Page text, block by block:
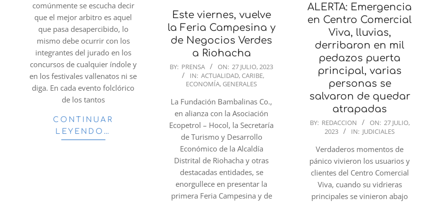
comúnmente se escucha decir
que el mejor arbitro es aquel
que pasa desapercibido, lo
mismo debe ocurrir con los
integrantes del jurado en los
concursos de cualquier índole y
en los festivales vallenatos ni se
diga. En cada evento folclórico
de los tantos
CONTINUAR
LEYENDO…
Este viernes, vuelve
la Feria Campesina y
de Negocios Verdes
a Riohacha
2023-
BY: PRENSA ON: 27 JULIO, 2023
IN: ACTUALIDAD, CARIBE,
ECONOMÍA, GENERALES
La Fundación Bambalinas Co.,
en alianza con la Asociación
Ecopetrol – Hocol, la Secretaría
de Turismo y Desarrollo
Económico de la Alcaldía
Distrital de Riohacha y otras
destacadas entidades, se
enorgullece en presentar la
primera Feria Campesina y de
ALERTA: Emergencia
en Centro Comercial
Viva, lluvias,
derribaron en mil
pedazos puerta
principal, varias
personas se
salvaron de quedar
atrapadas
2023-
BY: REDACCION ON: 27 JULIO,
2023
IN: JUDICIALES
Verdaderos momentos de
pánico vivieron los usuarios y
clientes del Centro Comercial
Viva, cuando su vidrieras
principales se vinieron abajo